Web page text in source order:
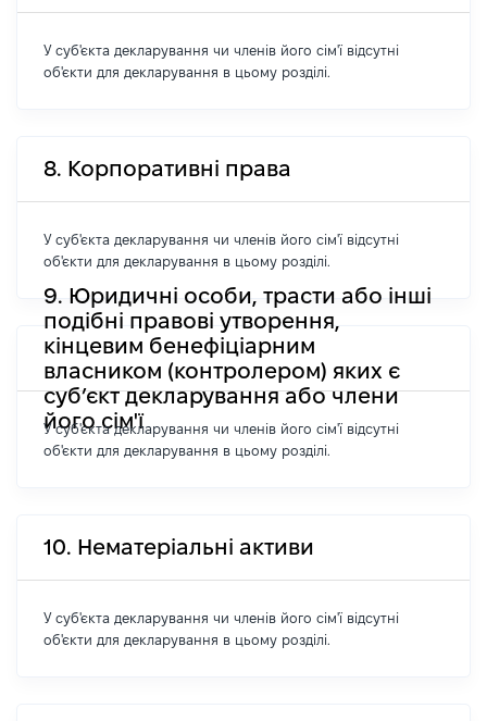
У суб'єкта декларування чи членів його сім'ї відсутні
об'єкти для декларування в цьому розділі.
8. Корпоративні права
У суб'єкта декларування чи членів його сім'ї відсутні
об'єкти для декларування в цьому розділі.
9. Юридичні особи, трасти або інші
подібні правові утворення,
кінцевим бенефіціарним
власником (контролером) яких є
суб’єкт декларування або члени
його сім'ї
У суб'єкта декларування чи членів його сім'ї відсутні
об'єкти для декларування в цьому розділі.
10. Нематеріальні активи
У суб'єкта декларування чи членів його сім'ї відсутні
об'єкти для декларування в цьому розділі.